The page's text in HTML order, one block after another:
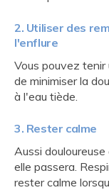
2. Utiliser des
l'enflure
Vous pouvez
de minimiser la
à l'eau tiède.
3. Rester calme
Aussi
elle passera.
rester calme